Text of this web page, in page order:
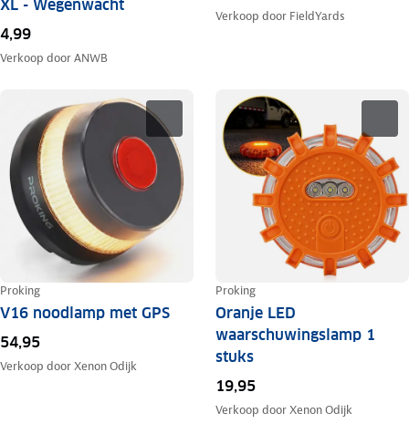
XL - Wegenwacht
4,99
Verkoop doorANWB
Verkoop door FieldYards
Proking
V16 noodlamp met GPS
54,95
Verkoop doorXenon Odijk
Proking
Oranje LED
waarschuwingslamp 1
stuks
19,95
Verkoop doorXenon Odijk